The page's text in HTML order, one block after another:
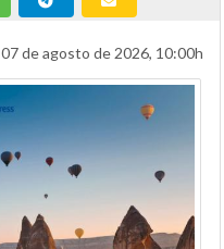
07 de agosto de 2026, 10:00h